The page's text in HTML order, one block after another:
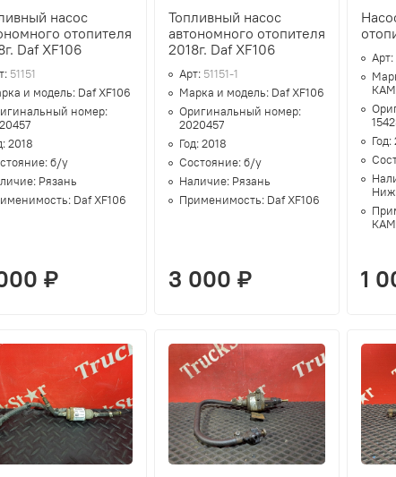
насос
отопителя
Daf XF106
51151
и модель: Daf XF106
номер:
2018
б/у
Рязань
Daf XF106
₽
Топливный насос
автономного отопителя
2018г. Daf XF106
Арт: 51151-1
Марка и модель: Daf XF106
Оригинальный номер:
2020457
Год:2018
Состояние:б/у
Наличие: Рязань
Применимость: Daf XF106
3 000 ₽
Арт:
Год:
1